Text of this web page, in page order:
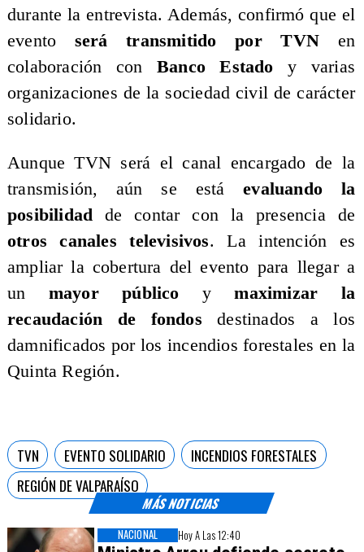
MÁS NOTICIAS
Hoy A Las 12:40
NACIONAL
durante la entrevista. Además, confirmó que el
evento será transmitido por TVN en
colaboración con Banco Estado y varias
organizaciones de la sociedad civil de carácter
solidario.
​Aunque TVN será el canal encargado de la
transmisión, aún se estáevaluando la
posibilidad de contar con la presencia de
otros canales televisivos. La intención es
ampliar la cobertura del evento para llegar a
un mayor público ymaximizar la
recaudación de fondosdestinados a los
damnificados por los incendios forestales en la
Quinta Región.
TVN EVENTO SOLIDARIO
INCENDIOS FORESTALES
REGIÓN DE VALPARAÍSO